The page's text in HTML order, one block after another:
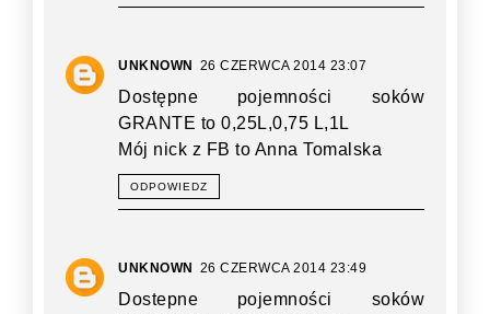
UNKNOWN 26 CZERWCA 2014 23:07
Dostępne pojemności soków
GRANTE to 0,25L,0,75 L,1L
Mój nick z FB to Anna Tomalska
ODPOWIEDZ
UNKNOWN 26 CZERWCA 2014 23:49
Dostepne pojemności soków